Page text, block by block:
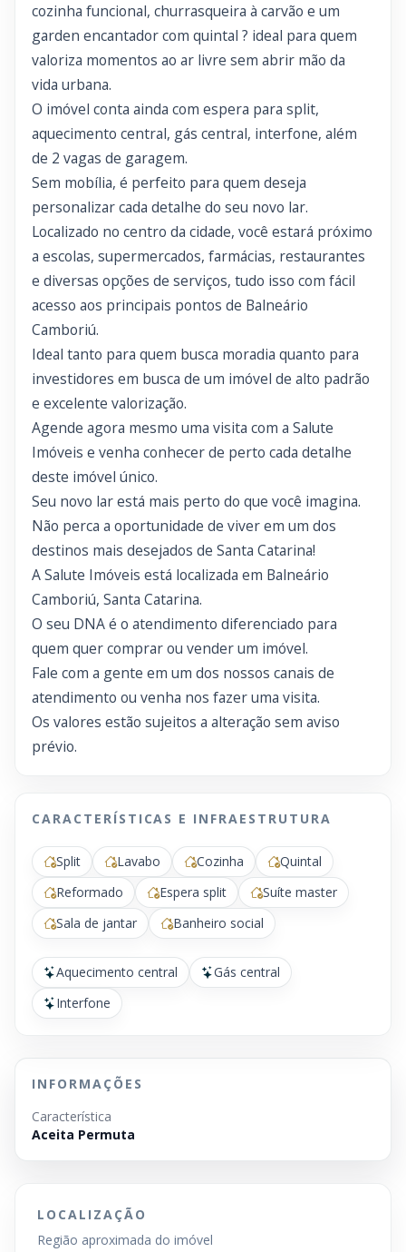
cozinha funcional, churrasqueira à carvão e um
garden encantador com quintal ? ideal para quem
valoriza momentos ao ar livre sem abrir mão da
vida urbana.
O imóvel conta ainda com espera para split,
aquecimento central, gás central, interfone, além
de 2 vagas de garagem.
Sem mobília, é perfeito para quem deseja
personalizar cada detalhe do seu novo lar.
Localizado no centro da cidade, você estará próximo
a escolas, supermercados, farmácias, restaurantes
e diversas opções de serviços, tudo isso com fácil
acesso aos principais pontos de Balneário
Camboriú.
Ideal tanto para quem busca moradia quanto para
investidores em busca de um imóvel de alto padrão
e excelente valorização.
Agende agora mesmo uma visita com a Salute
Imóveis e venha conhecer de perto cada detalhe
deste imóvel único.
Seu novo lar está mais perto do que você imagina.
Não perca a oportunidade de viver em um dos
destinos mais desejados de Santa Catarina!
A Salute Imóveis está localizada em Balneário
Camboriú, Santa Catarina.
O seu DNA é o atendimento diferenciado para
quem quer comprar ou vender um imóvel.
Fale com a gente em um dos nossos canais de
atendimento ou venha nos fazer uma visita.
Os valores estão sujeitos a alteração sem aviso
prévio.
CARACTERÍSTICAS E INFRAESTRUTURA
Split Lavabo Cozinha
Quintal
Reformado
Espera split
Suíte master
Sala de jantar
Banheiro social
Aquecimento central
Gás central
Interfone
INFORMAÇÕES
Característica
Aceita Permuta
LOCALIZAÇÃO
Região aproximada do imóvel